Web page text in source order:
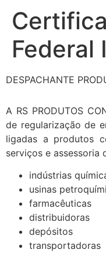
Federal
DESPACHANTE
A RS PRODUTOS
de regularização de
ligadas a produtos
serviços e assessoria
indústrias
usinas
farmacêuticas
distribuidoras
depósitos
transportadoras